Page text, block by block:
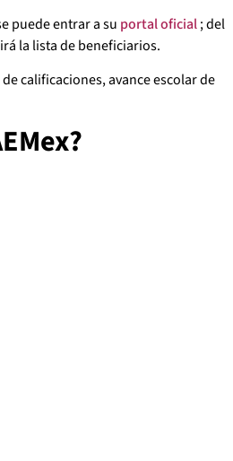
puede entrar a su portal oficial; del
la lista de beneficiarios.
calificaciones, avance escolar de